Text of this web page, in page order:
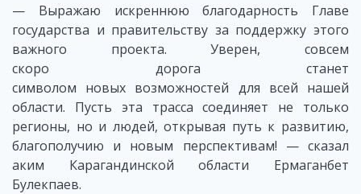
— Выражаю искреннюю благодарность Главе
государства и правительству за поддержку этого
важного проекта. Уверен, совсем
скоро дорога станет
символом новых возможностей для всей нашей
области. Пусть эта трасса соединяет не только
регионы, но и людей, открывая путь к развитию,
благополучию и новым перспективам! — сказал
аким Карагандинской области Ермаганбет
Булекпаев.